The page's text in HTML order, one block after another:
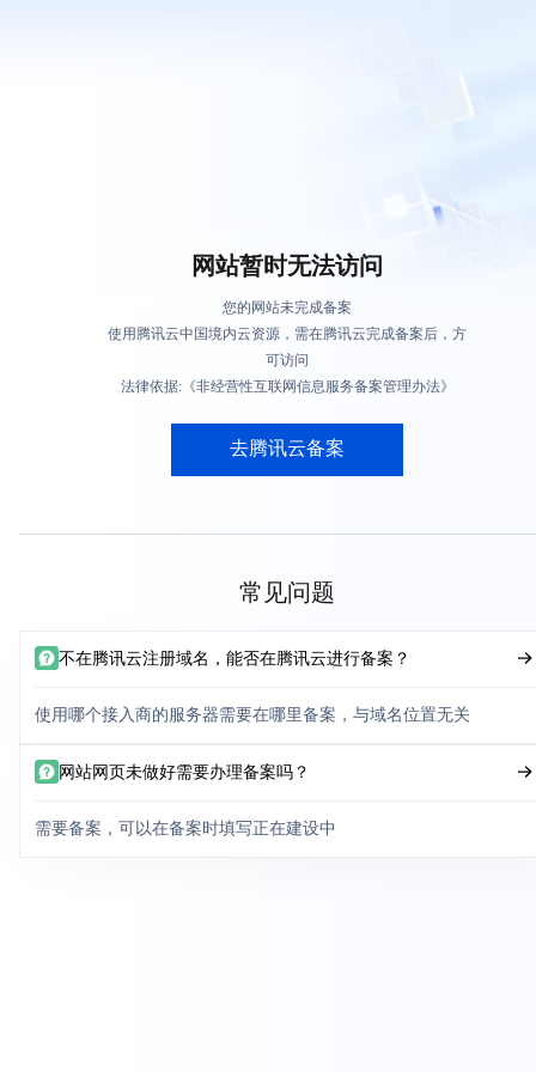
网站暂时无法访问
您的网站未完成备案
使用腾讯云中国境内云资源，需在腾讯云完成备案后，方
可访问
法律依据:《非经营性互联网信息服务备案管理办法》
去腾讯云备案
常见问题
不在腾讯云注册域名，能否在腾讯云进行备案？
使用哪个接入商的服务器需要在哪里备案，与域名位置无关
网站网页未做好需要办理备案吗？
需要备案，可以在备案时填写正在建设中